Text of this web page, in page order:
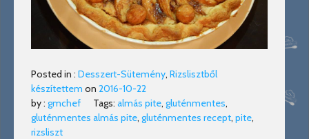
Posted in : Desszert-Sütemény, Rizslisztből
készítettem on 2016-10-22
by : gmchef Tags: almás pite, gluténmentes,
gluténmentes almás pite, gluténmentes recept, pite,
rizsliszt